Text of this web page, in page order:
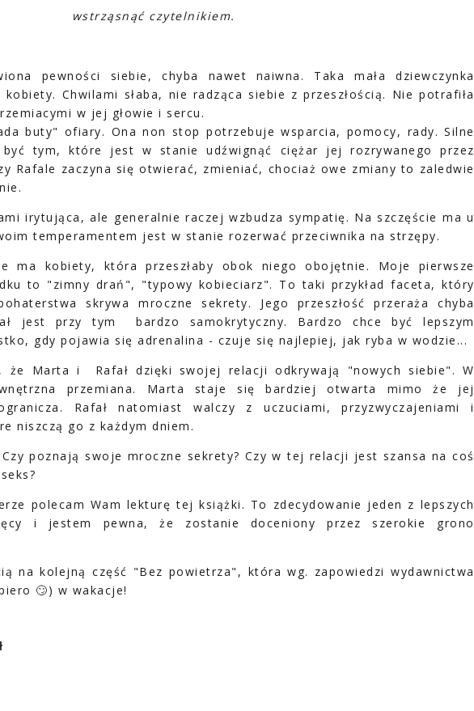
wstrząsnąć czytelnikiem.
pewności siebie, chyba nawet naiwna. Taka mała dziewczynka
Chwilami słaba, nie radząca siebie z przeszłością. Nie potrafiła
w jej głowie i sercu.
buty" ofiary. Ona non stop potrzebuje wsparcia, pomocy, rady. Silne
być tym, które jest w stanie udźwignąć ciężar jej rozrywanego przez
Rafale zaczyna się otwierać, zmieniać, chociaż owe zmiany to zaledwie
irytująca, ale generalnie raczej wzbudza sympatię. Na szczęście ma u
temperamentem jest w stanie rozerwać przeciwnika na strzępy.
ma kobiety, która przeszłaby obok niego obojętnie. Moje pierwsze
to "zimny drań", "typowy kobieciarz". To taki przykład faceta, który
skrywa mroczne sekrety. Jego przeszłość przeraża chyba
jest przy tym bardzo samokrytyczny. Bardzo chce być lepszym
gdy pojawia się adrenalina - czuje się najlepiej, jak ryba w wodzie...
że Marta i Rafał dzięki swojej relacji odkrywają "nowych siebie". W
przemiana. Marta staje się bardziej otwarta mimo że jej
Rafał natomiast walczy z uczuciami, przyzwyczajeniami i
niszczą go z każdym dniem.
poznają swoje mroczne sekrety? Czy w tej relacji jest szansa na coś
polecam Wam lekturę tej książki. To zdecydowanie jeden z lepszych
i jestem pewna, że zostanie doceniony przez szerokie grono
na kolejną część "Bez powietrza", która wg. zapowiedzi wydawnictwa
🙄) w wakacje!